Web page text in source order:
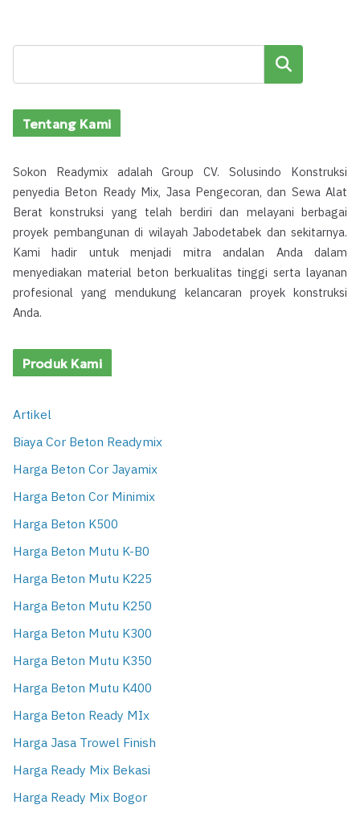
Cari
Tentang Kami
Sokon Readymix adalah Group CV. Solusindo Konstruksi
penyedia Beton Ready Mix, Jasa Pengecoran, dan Sewa Alat
Berat konstruksi yang telah berdiri dan melayani berbagai
proyek pembangunan di wilayah Jabodetabek dan sekitarnya.
Kami hadir untuk menjadi mitra andalan Anda dalam
menyediakan material beton berkualitas tinggi serta layanan
profesional yang mendukung kelancaran proyek konstruksi
Anda.
Produk Kami
Artikel
Biaya Cor Beton Readymix
Harga Beton Cor Jayamix
Harga Beton Cor Minimix
Harga Beton K500
Harga Beton Mutu K-B0
Harga Beton Mutu K225
Harga Beton Mutu K250
Harga Beton Mutu K300
Harga Beton Mutu K350
Harga Beton Mutu K400
Harga Beton Ready MIx
Harga Jasa Trowel Finish
Harga Ready Mix Bekasi
Harga Ready Mix Bogor